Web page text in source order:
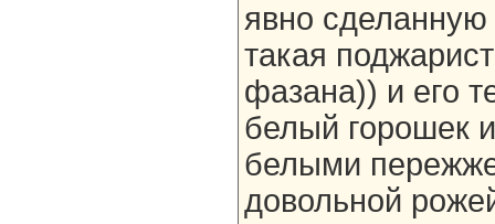
явно
такая
фазана)) и его
белый горошек
белыми
довольной